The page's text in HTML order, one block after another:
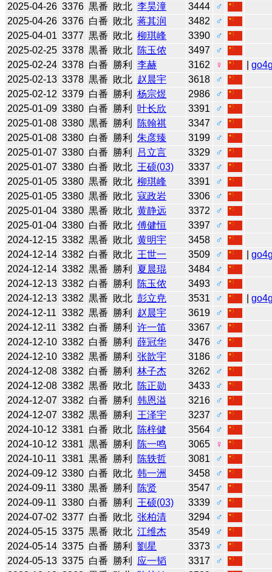
2025-04-26 3376 黒番 敗北 李昊潼 3444
♂
2025-04-26 3376 白番 敗北 蒋其润 3482
♂
2025-04-01 3377 黒番 敗北 柳琪峰 3390
♂
2025-02-25 3378 黒番 敗北 陈玉侬 3497
♂
2025-02-24 3378 白番 勝利 李赫 3162 ♀ |
2025-02-13 3378 黒番 敗北 赵晨宇 3618
♂
2025-02-12 3379 白番 勝利 杨宗煜 2986
♂
2025-01-09 3380 白番 勝利 叶长欣 3391
♂
2025-01-08 3380 黒番 勝利 陈翰祺 3347
♂
2025-01-08 3380 白番 勝利 朱彦臻 3199
♂
2025-01-07 3380 白番 勝利 吕立言 3329
♂
2025-01-07 3380 白番 敗北 王硕(03) 3337
♂
2025-01-05 3380 黒番 敗北 柳琪峰 3391
♂
2025-01-05 3380 黒番 敗北 寇政岩 3306
♂
2025-01-04 3380 黒番 敗北 黄静远 3372
♂
2025-01-04 3380 白番 敗北 傅健恒 3397
♂
2024-12-15 3382 黒番 敗北 黄明宇 3458
♂
2024-12-14 3382 白番 敗北 王世一 3509 ♂ |
2024-12-14 3382 黒番 勝利 夏晨琨 3484
♂
2024-12-13 3382 白番 勝利 陈玉侬 3493
♂
2024-12-13 3382 黒番 敗北 彭立尭 3531 ♂ |
2024-12-11 3382 黒番 勝利 赵晨宇 3619
♂
2024-12-11 3382 白番 勝利 许一笛 3367
♂
2024-12-10 3382 白番 勝利 薛冠华 3476
♂
2024-12-10 3382 黒番 勝利 张歆宇 3186
♂
2024-12-08 3382 白番 勝利 林子杰 3262
♂
2024-12-08 3382 黒番 敗北 陈正勋 3433
♂
2024-12-07 3382 白番 勝利 韩恩溢 3216
♂
2024-12-07 3382 黒番 勝利 王泽宇 3237
♂
2024-10-12 3381 白番 敗北 陈梓健 3564
♂
2024-10-12 3381 黒番 勝利 陈一鸣 3065
♀
2024-10-11 3381 黒番 勝利 陈轶哲 3081
♂
2024-09-12 3380 白番 敗北 韩一洲 3458
♂
2024-09-11 3380 黒番 勝利 陈贤 3547
♂
2024-09-11 3380 白番 勝利 王硕(03) 3339
♂
2024-07-02 3377 白番 敗北 张柏清 3294
♂
2024-05-15 3375 黒番 敗北 江维杰 3549
♂
2024-05-14 3375 白番 勝利 劉星 3373
♂
2024-05-13 3375 白番 勝利 应一韬 3317
♂